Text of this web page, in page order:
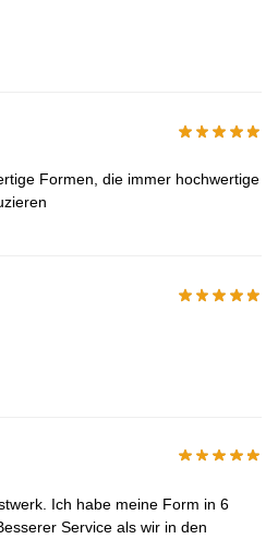
Formen, die immer hochwertige
Ich habe meine Form in 6
Service als wir in den